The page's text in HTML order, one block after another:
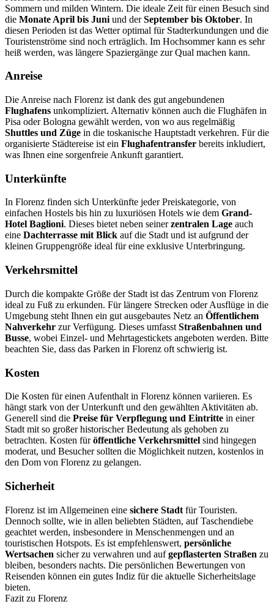
Sommern und milden Wintern. Die ideale Zeit für einen Besuch sind
die Monate April bis Juni und derSeptember bis Oktober. In
diesen Perioden ist das Wetter optimal für Stadterkundungen und die
Touristenströme sind noch erträglich. Im Hochsommer kann es sehr
heiß werden, was längere Spaziergänge zur Qual machen kann.
Anreise
Die Anreise nach Florenz ist dank des gut angebundenen
Flughafens unkompliziert. Alternativ können auch die Flughäfen in
Pisa oder Bologna gewählt werden, von wo aus regelmäßig
Shuttles und Züge in die toskanische Hauptstadt verkehren. Für die
organisierte Städtereise ist ein Flughafentransfer bereits inkludiert,
was Ihnen eine sorgenfreie Ankunft garantiert.
Unterkünfte
In Florenz finden sich Unterkünfte jeder Preiskategorie, von
einfachen Hostels bis hin zu luxuriösen Hotels wie dem Grand-
Hotel Baglioni. Dieses bietet neben seinerzentralen Lage auch
eine Dachterrasse mit Blick auf die Stadt und ist aufgrund der
kleinen Gruppengröße ideal für eine exklusive Unterbringung.
Verkehrsmittel
Durch die kompakte Größe der Stadt ist das Zentrum von Florenz
ideal zu Fuß zu erkunden. Für längere Strecken oder Ausflüge in die
Umgebung steht Ihnen ein gut ausgebautes Netz an Öffentlichem
Nahverkehr zur Verfügung. Dieses umfasst Straßenbahnen und
Busse, wobei Einzel- und Mehrtagestickets angeboten werden. Bitte
beachten Sie, dass das Parken in Florenz oft schwierig ist.
Kosten
Die Kosten für einen Aufenthalt in Florenz können variieren. Es
hängt stark von der Unterkunft und den gewählten Aktivitäten ab.
Generell sind die Preise für Verpflegung und Eintritte in einer
Stadt mit so großer historischer Bedeutung als gehoben zu
betrachten. Kosten füröffentliche Verkehrsmittel sind hingegen
moderat, und Besucher sollten die Möglichkeit nutzen, kostenlos in
den Dom von Florenz zu gelangen.
Sicherheit
Florenz ist im Allgemeinen eine sichere Stadt für Touristen.
Dennoch sollte, wie in allen beliebten Städten, auf Taschendiebe
geachtet werden, insbesondere in Menschenmengen und an
touristischen Hotspots. Es ist empfehlenswert, persönliche
Wertsachen sicher zu verwahren und aufgepflasterten Straßen zu
bleiben, besonders nachts. Die persönlichen Bewertungen von
Reisenden können ein gutes Indiz für die aktuelle Sicherheitslage
bieten.
Fazit zu Florenz